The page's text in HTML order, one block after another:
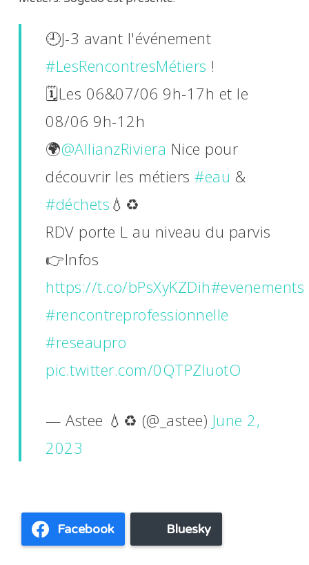
🕘J-3 avant l'événement
#LesRencontresMétiers !
🗓Les 06&07/06 9h-17h et le
08/06 9h-12h
🌍@AllianzRiviera Nice pour
découvrir les métiers#eau &
#déchets 💧♻
RDV porte L au niveau du parvis
👉Infos
https://t.co/bPsXyKZDih#evenements
#rencontreprofessionnelle
#reseaupro
pic.twitter.com/0QTPZIuotO
— Astee 💧♻️ (@_astee) June 2,
2023
Facebook Bluesky